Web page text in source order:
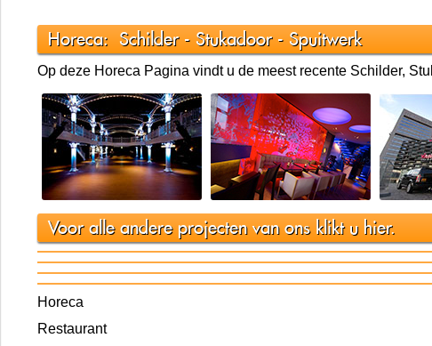
Horeca: Schilder - Stukadoor - Spuitwerk
Op deze Horeca Pagina vindt u de meest recente Schilder,
Voor alle andere projecten van ons klikt u hier.
Horeca
Restaurant